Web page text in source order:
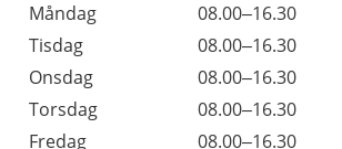
Måndag
08.00–16.30
Tisdag
08.00–16.30
Onsdag
08.00–16.30
Torsdag
08.00–16.30
Fredag
08.00–16.30